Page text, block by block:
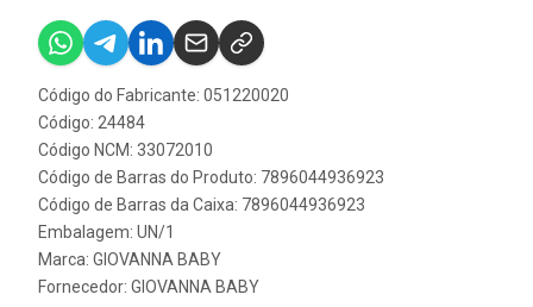
Código do Fabricante: 051220020
Código: 24484
Código NCM: 33072010
Código de Barras do Produto: 7896044936923
Código de Barras da Caixa: 7896044936923
Embalagem: UN/1
Marca: GIOVANNA BABY
Fornecedor: GIOVANNA BABY